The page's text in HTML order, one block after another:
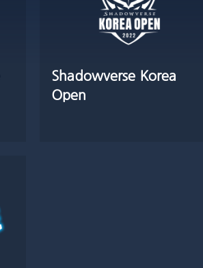
Shadowverse Korea
Open